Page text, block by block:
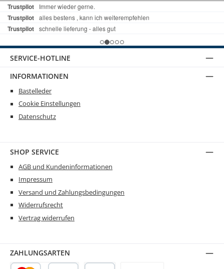
SERVICE-HOTLINE
INFORMATIONEN
Bastelleder
Cookie Einstellungen
Datenschutz
SHOP SERVICE
AGB und Kundeninformationen
Impressum
Versand und Zahlungsbedingungen
Widerrufsrecht
Vertrag widerrufen
ZAHLUNGSARTEN